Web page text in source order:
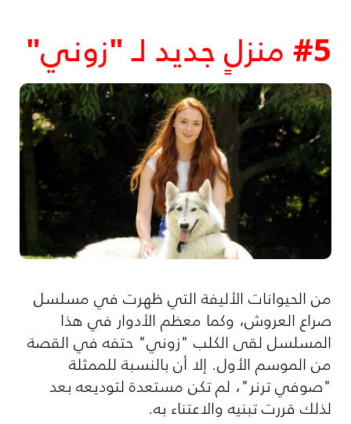
#5 منزلٍ جديد لـ "زوني"
من الحيوانات الأليفة التي ظهرت في مسلسل
صراع العروش، وكما معظم الأدوار في هذا
المسلسل لقى الكلب "زوني" حتفه في القصة
من الموسم الأول. إلا أن بالنسبة للممثلة
"صوفي ترنر"، لم تكن مستعدة لتوديعه بعد
لذلك قررت تبنيه والاعتناء به.